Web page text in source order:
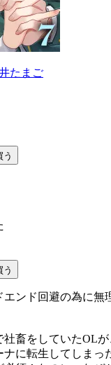
たまご
う
う
ンド回避の為に無
畜をしていたOL
に転生してしまっ